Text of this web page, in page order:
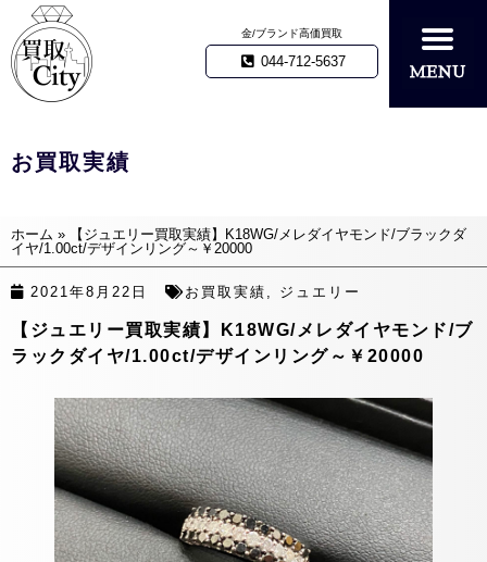
金/ブランド高価買取
044-712-5637
お買取実績
ホーム »
【ジュエリー買取実績】K18WG/メレダイヤモンド/ブラックダ
イヤ/1.00ct/デザインリング～￥20000
2021年8月22日 お買取実績 ジュエリー
【ジュエリー買取実績】K18WG/メレダイヤモンド/ブ
ラックダイヤ/1.00ct/デザインリング～￥20000